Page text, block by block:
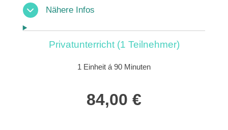
Nähere Infos
Privatunterricht (1 Teilnehmer)
1 Einheit á 90 Minuten
84,00 €